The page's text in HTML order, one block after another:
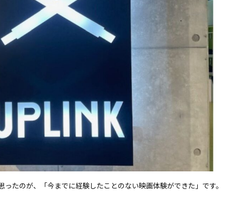
ったのが、「今までに経験したことのない映画体験ができた」です。